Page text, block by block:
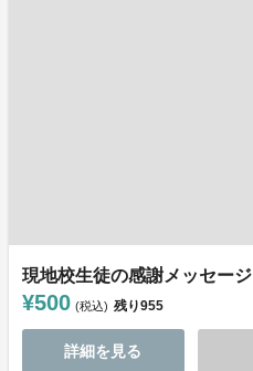
現地校生徒の感謝メッセージ
¥500 (税込) 残り955
詳細を見る